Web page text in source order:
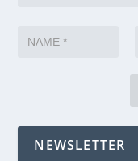
NEWSLETTER